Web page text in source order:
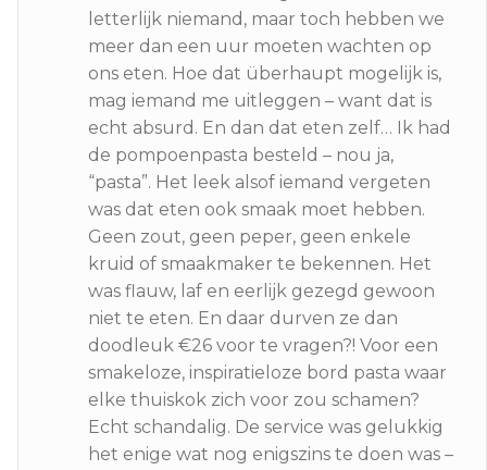
letterlijk niemand, maar toch hebben we
meer dan een uur moeten wachten op
ons eten. Hoe dat überhaupt mogelijk is,
mag iemand me uitleggen – want dat is
echt absurd. En dan dat eten zelf… Ik had
de pompoenpasta besteld – nou ja,
“pasta”. Het leek alsof iemand vergeten
was dat eten ook smaak moet hebben.
Geen zout, geen peper, geen enkele
kruid of smaakmaker te bekennen. Het
was flauw, laf en eerlijk gezegd gewoon
niet te eten. En daar durven ze dan
doodleuk €26 voor te vragen?! Voor een
smakeloze, inspiratieloze bord pasta waar
elke thuiskok zich voor zou schamen?
Echt schandalig. De service was gelukkig
het enige wat nog enigszins te doen was –